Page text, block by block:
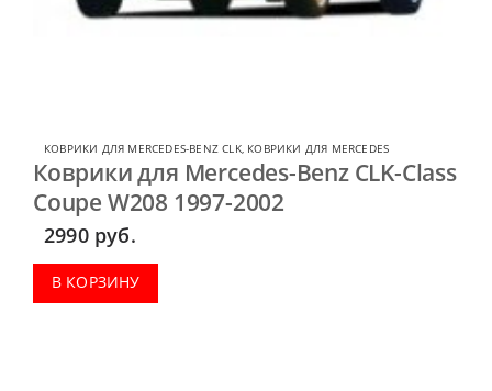
КОВРИКИ ДЛЯ MERCEDES-BENZ CLK, КОВРИКИ ДЛЯ MERCEDES
Коврики для Mercedes-Benz CLK-Class
Coupe W208 1997-2002
2990 руб.
В КОРЗИНУ